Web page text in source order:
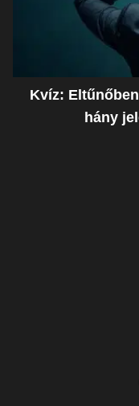
Kvíz:
hány